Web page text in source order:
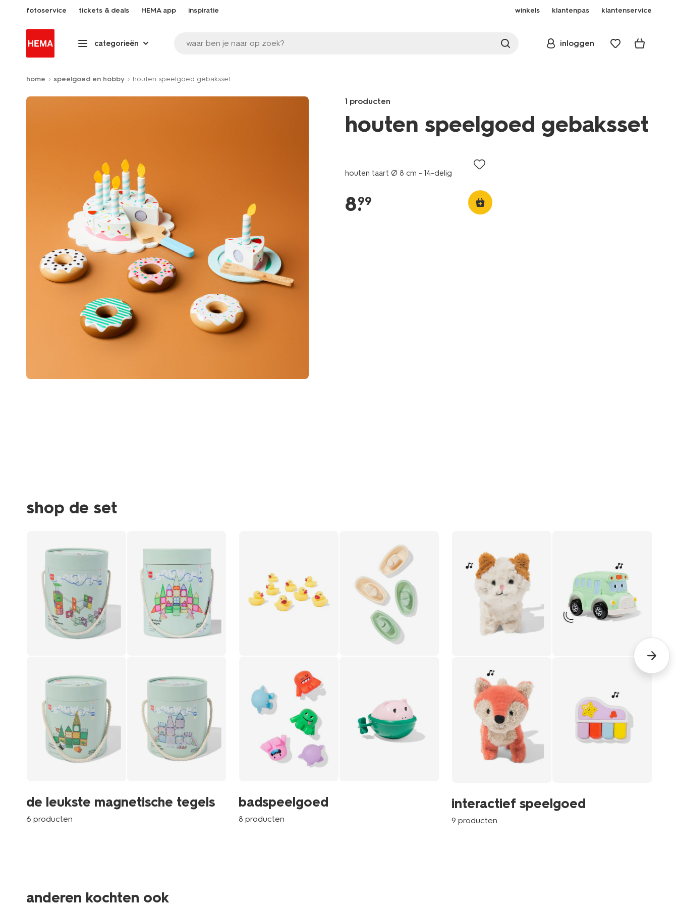
fotoservice tickets & deals HEMA app inspiratie winkels klantenpas klantenservice
categorieën waar ben je naar op zoek? inloggen
home speelgoed en hobby houten speelgoed gebaksset
image
1 producten
houten speelgoed gebaksset
speelgoed-
200274.html
houten taart Ø 8 cm - 14-delig
8.
99
shop de set
de leukste magnetische tegels
6 producten
badspeelgoed
8 producten
interactief speelgoed
9 producten
anderen kochten ook